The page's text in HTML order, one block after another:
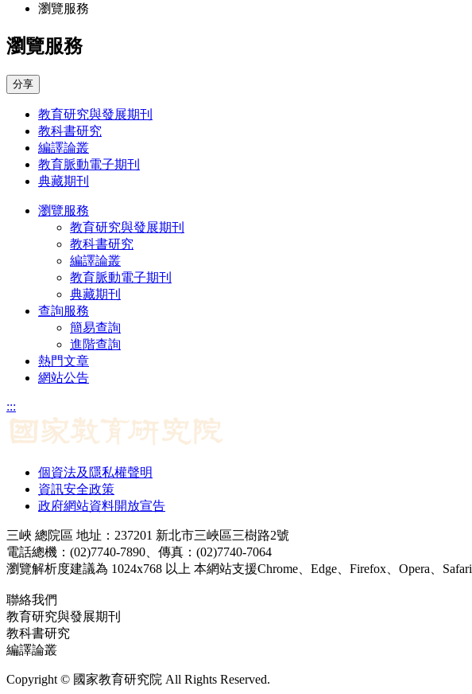
瀏覽服務
瀏覽服務
分享
教育研究與發展期刊
教科書研究
編譯論叢
教育脈動電子期刊
典藏期刊
瀏覽服務
教育研究與發展期刊
教科書研究
編譯論叢
教育脈動電子期刊
典藏期刊
查詢服務
簡易查詢
進階查詢
熱門文章
網站公告
:::
個資法及隱私權聲明
資訊安全政策
政府網站資料開放宣告
三峽 總院區 地址：237201 新北市三峽區三樹路2號
電話總機：(02)7740-7890、傳真：(02)7740-7064
瀏覽解析度建議為 1024x768 以上 本網站支援Chrome、Edge、Firefox、Opera、Safari
聯絡我們
教育研究與發展期刊
教科書研究
編譯論叢
Copyright © 國家教育研究院 All Rights Reserved.